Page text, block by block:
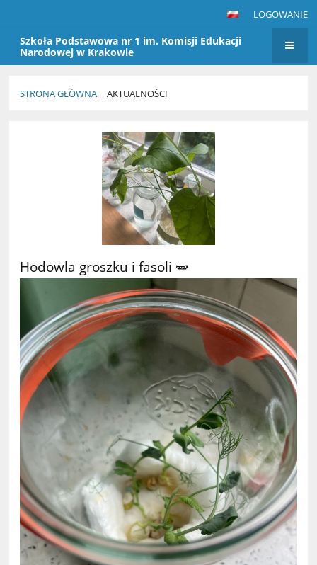
LOGOWANIE
Szkoła Podstawowa nr 1 im. Komisji Edukacji
Narodowej w Krakowie
STRONA GŁÓWNA AKTUALNOŚCI
Hodowla groszku i fasoli 🫛